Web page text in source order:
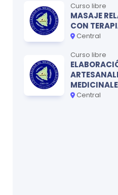
Curso libre
MASAJE
CON
Central
Curso libre
Central